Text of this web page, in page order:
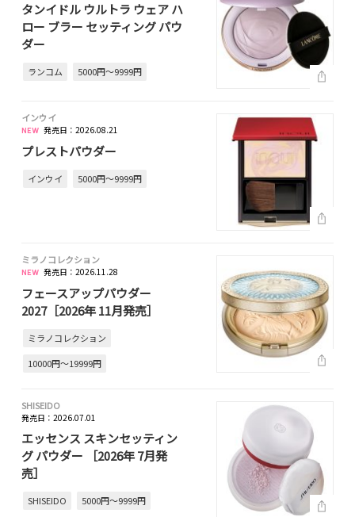
タンイドル ウルトラ ウェア ハ
ロー ブラー セッティング パウ
ダー
ランコム 5000円～9999円
インウイ
発売日：2026.08.21
プレストパウダー
インウイ 5000円～9999円
ミラノコレクション
発売日：2026.11.28
フェースアップパウダー
2027［2026年 11月発売］
ミラノコレクション
10000円～19999円
SHISEIDO
発売日：2026.07.01
エッセンス スキンセッティン
グ パウダー ［2026年 7月発
売］
SHISEIDO 5000円～9999円